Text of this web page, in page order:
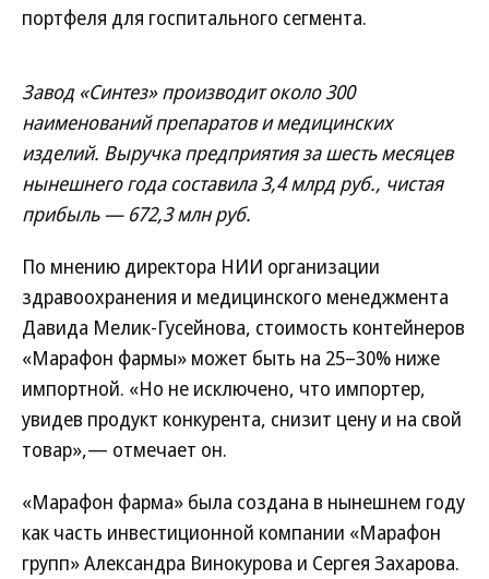
портфеля для госпитального сегмента.
Завод «Синтез» производит около 300
наименований препаратов и медицинских
изделий. Выручка предприятия за шесть месяцев
нынешнего года составила 3,4 млрд руб., чистая
прибыль — 672,3 млн руб.
По мнению директора НИИ организации
здравоохранения и медицинского менеджмента
Давида Мелик-Гусейнова, стоимость контейнеров
«Марафон фармы» может быть на 25–30% ниже
импортной. «Но не исключено, что импортер,
увидев продукт конкурента, снизит цену и на свой
товар»,— отмечает он.
«Марафон фарма» была создана в нынешнем году
как часть инвестиционной компании «Марафон
групп» Александра Винокурова и Сергея Захарова.